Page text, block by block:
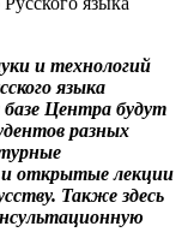
и технологий
языка
Центра будут
разных
открытые лекции
Также здесь
ционную